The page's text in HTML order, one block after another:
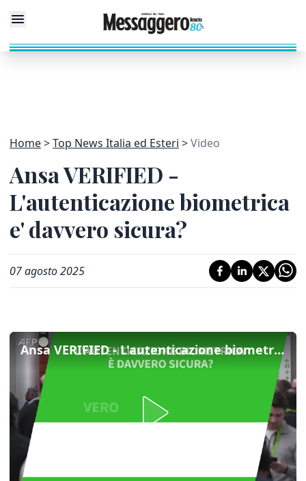
Home Top News Italia ed Esteri Video
Ansa VERIFIED -
L'autenticazione biometrica
e' davvero sicura?
07 agosto 2025
Ansa VERIFIED - L'autenticazione biometrica e' davvero sicura?